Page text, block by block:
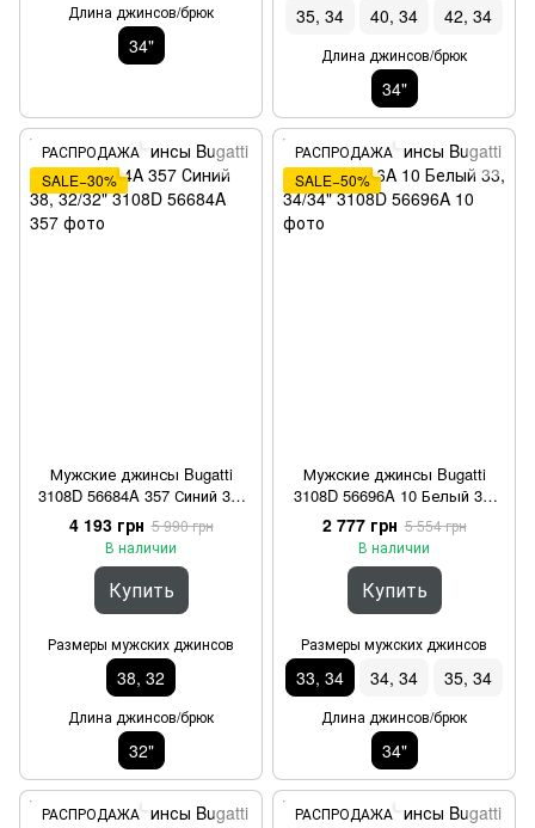
Длина джинсов/брюк
34"
35, 34
40, 34 42, 34
Длина джинсов/брюк
34"
РАСПРОДАЖА
SALE−30%
Мужские джинсы Bugatti
3108D 56684A 357 Синий 38,
32/32"
4 193 грн 5 990 грн
В наличии
Купить
Размеры мужских джинсов
38, 32
Длина джинсов/брюк
32"
РАСПРОДАЖА
SALE−50%
Мужские джинсы Bugatti
3108D 56696A 10 Белый 33,
34/34"
2 777 грн 5 554 грн
В наличии
Купить
Размеры мужских джинсов
33, 34 34, 34 35, 34
Длина джинсов/брюк
34"
РАСПРОДАЖА РАСПРОДАЖА